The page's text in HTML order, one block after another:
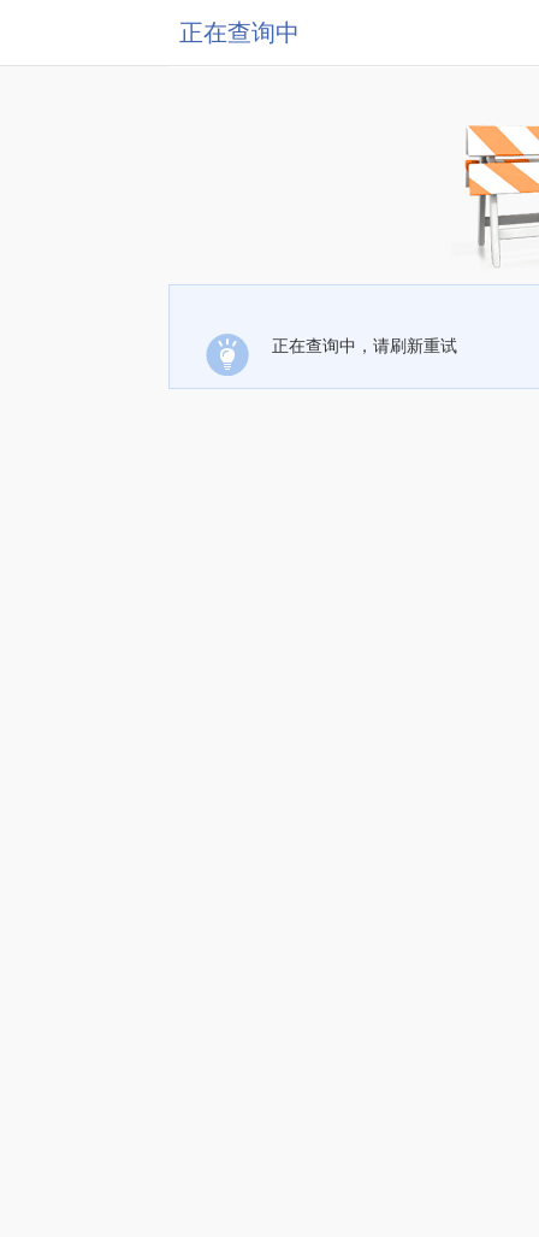
正在查询中
正在查询中，请刷新重试